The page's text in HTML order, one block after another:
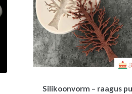
Silikoonvorm – raagus